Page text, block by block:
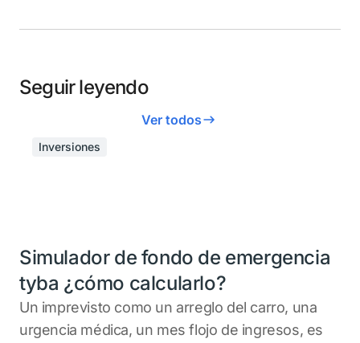
Seguir leyendo
Ver todos
Inversiones
Simulador de fondo de emergencia
tyba ¿cómo calcularlo?
Un imprevisto como un arreglo del carro, una
urgencia médica, un mes flojo de ingresos, es